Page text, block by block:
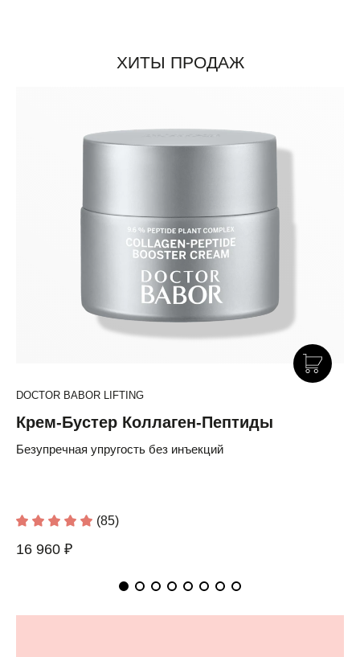
ХИТЫ ПРОДАЖ
DOCTOR BABOR LIFTING
Крем-Бустер Коллаген-Пептиды
Безупречная упругость без инъекций
(85)
16 960 ₽